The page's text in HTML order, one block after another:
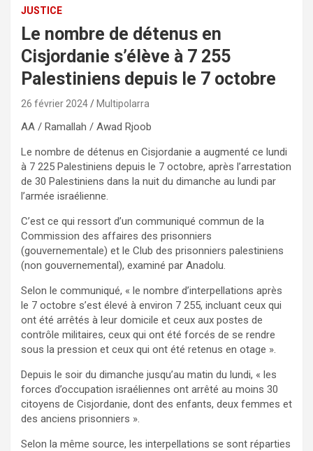
JUSTICE
Le nombre de détenus en
Cisjordanie s’élève à 7 255
Palestiniens depuis le 7 octobre
26 février 2024 Multipolarra
AA / Ramallah / Awad Rjoob
Le nombre de détenus en Cisjordanie a augmenté ce lundi
à 7 225 Palestiniens depuis le 7 octobre, après l’arrestation
de 30 Palestiniens dans la nuit du dimanche au lundi par
l’armée israélienne.
C’est ce qui ressort d’un communiqué commun de la
Commission des affaires des prisonniers
(gouvernementale) et le Club des prisonniers palestiniens
(non gouvernemental), examiné par Anadolu.
Selon le communiqué, « le nombre d’interpellations après
le 7 octobre s’est élevé à environ 7 255, incluant ceux qui
ont été arrêtés à leur domicile et ceux aux postes de
contrôle militaires, ceux qui ont été forcés de se rendre
sous la pression et ceux qui ont été retenus en otage ».
Depuis le soir du dimanche jusqu’au matin du lundi, « les
forces d’occupation israéliennes ont arrêté au moins 30
citoyens de Cisjordanie, dont des enfants, deux femmes et
des anciens prisonniers ».
Selon la même source, les interpellations se sont réparties